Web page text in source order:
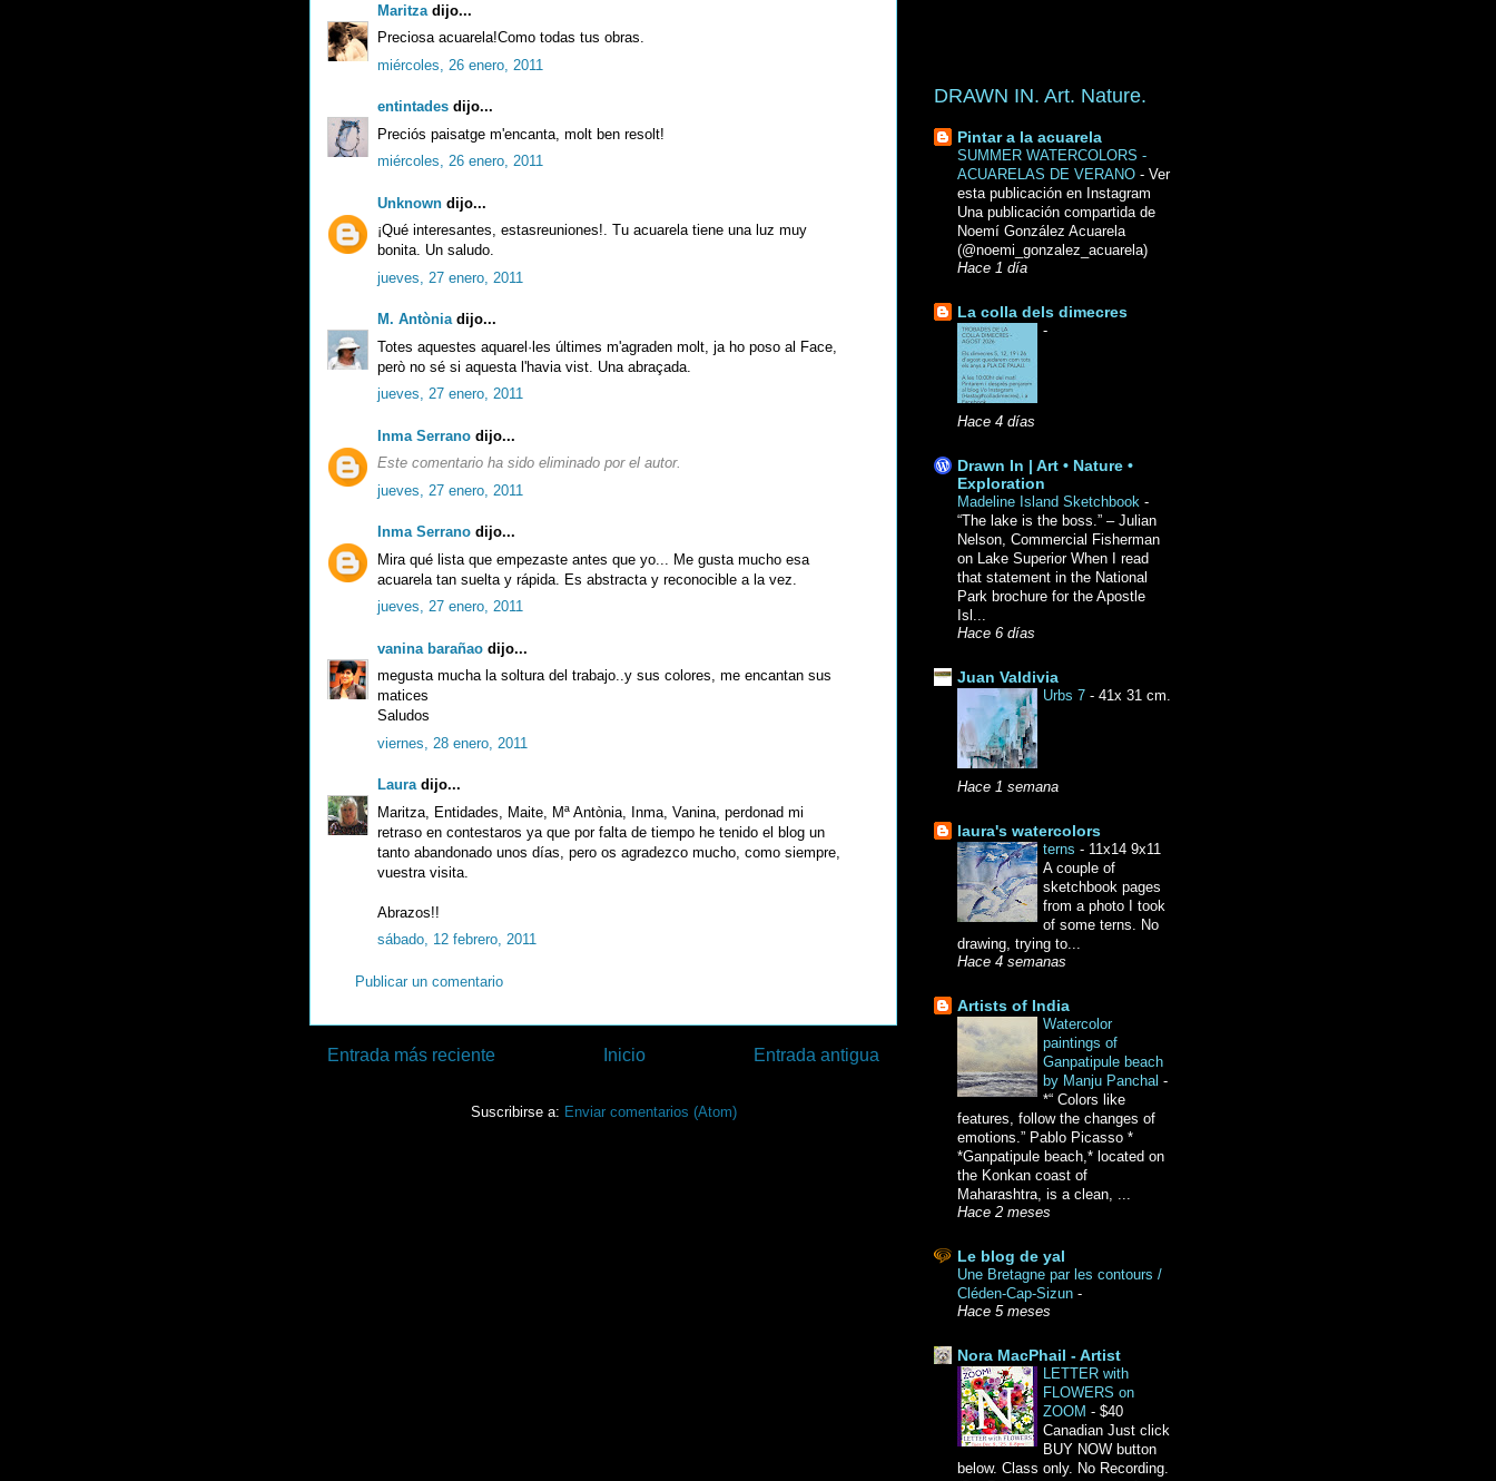
Maritza dijo...
Preciosa acuarela!Como todas tus obras.
miércoles, 26 enero, 2011
entintades dijo...
Preciós paisatge m'encanta, molt ben resolt!
miércoles, 26 enero, 2011
Unknown dijo...
¡Qué interesantes, estasreuniones!. Tu acuarela tiene una luz muy
bonita. Un saludo.
jueves, 27 enero, 2011
M. Antòniadijo...
Totes aquestes aquarel·les últimes m'agraden molt, ja ho poso al Face,
però no sé si aquesta l'havia vist. Una abraçada.
jueves, 27 enero, 2011
Inma Serrano dijo...
Este comentario ha sido eliminado por el autor.
jueves, 27 enero, 2011
Inma Serrano dijo...
Mira qué lista que empezaste antes que yo... Me gusta mucho esa
acuarela tan suelta y rápida. Es abstracta y reconocible a la vez.
jueves, 27 enero, 2011
vanina barañao dijo...
megusta mucha la soltura del trabajo..y sus colores, me encantan sus
matices
Saludos
viernes, 28 enero, 2011
Lauradijo...
Maritza, Entidades, Maite, Mª Antònia, Inma, Vanina, perdonad mi
retraso en contestaros ya que por falta de tiempo he tenido el blog un
tanto abandonado unos días, pero os agradezco mucho, como siempre,
vuestra visita.
Abrazos!!
sábado, 12 febrero, 2011
Publicar un comentario
Entrada más reciente Entrada antigua
Inicio
Suscribirse a: Enviar comentarios (Atom)
DRAWN IN. Art. Nature.
Pintar a la acuarela
SUMMER WATERCOLORS -
ACUARELAS DE VERANO - Ver
esta publicación en Instagram
Una publicación compartida de
Noemí González Acuarela
(@noemi_gonzalez_acuarela)
Hace 1 día
La colla dels dimecres
-
Hace 4 días
Drawn In | Art • Nature •
Exploration
Madeline Island Sketchbook -
“The lake is the boss.” – Julian
Nelson, Commercial Fisherman
on Lake Superior When I read
that statement in the National
Park brochure for the Apostle
Isl...
Hace 6 días
Juan Valdivia
Urbs 7 - 41x 31 cm.
Hace 1 semana
laura's watercolors
terns - 11x14 9x11
A couple of
sketchbook pages
from a photo I took
of some terns. No
drawing, trying to...
Hace 4 semanas
Artists of India
Watercolor
paintings of
Ganpatipule beach
by Manju Panchal -
*“ Colors like
features, follow the changes of
emotions.” Pablo Picasso *
*Ganpatipule beach,* located on
the Konkan coast of
Maharashtra, is a clean, ...
Hace 2 meses
Le blog de yal
Une Bretagne par les contours /
Cléden-Cap-Sizun -
Hace 5 meses
Nora MacPhail - Artist
LETTER with
FLOWERS on
ZOOM - $40
Canadian Just click
BUY NOW button
below. Class only. No Recording.